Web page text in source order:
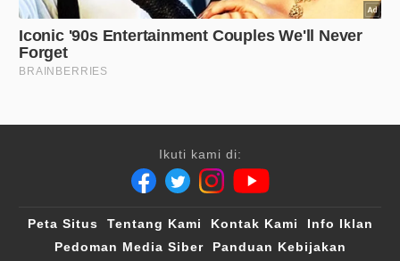
Ikuti kami di:
Peta Situs Tentang Kami Kontak Kami
Info Iklan
Pedoman Media Siber
Panduan Kebijakan